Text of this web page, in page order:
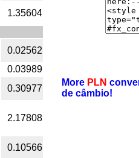
1.35604
0.02562
0.03989
0.30977
2.17808
0.10566
More PLN
de câmbio!